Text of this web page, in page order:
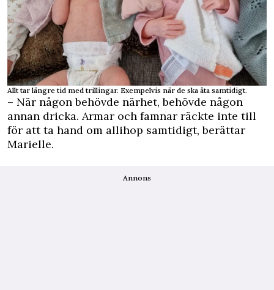
Allt tar längre tid med trillingar. Exempelvis när de ska äta samtidigt.
– När någon behövde närhet, behövde någon
annan dricka. Armar och famnar räckte inte till
för att ta hand om allihop samtidigt, berättar
Marielle.
Annons